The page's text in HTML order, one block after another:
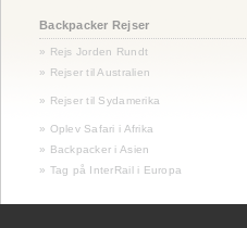
Backpacker Rejser
» Rejs Jorden Rundt
» Rejser til Australien
» Rejser til Sydamerika
» Oplev Safari i Afrika
» Backpacker i Asien
» Tag på InterRail i Europa